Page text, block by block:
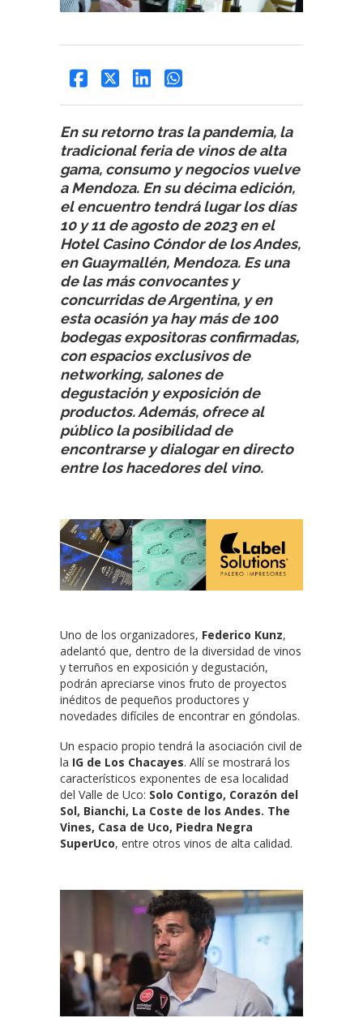
En su retorno tras la pandemia, la
tradicional feria de vinos de alta
gama, consumo y negocios vuelve
a Mendoza. En su décima edición,
el encuentro tendrá lugar los días
10 y 11 de agosto de 2023 en el
Hotel Casino Cóndor de los Andes,
en Guaymallén, Mendoza. Es una
de las más convocantes y
concurridas de Argentina, y en
esta ocasión ya hay más de 100
bodegas expositoras confirmadas,
con espacios exclusivos de
networking, salones de
degustación y exposición de
productos. Además, ofrece al
público la posibilidad de
encontrarse y dialogar en directo
entre los hacedores del vino.
Uno de los organizadores, Federico Kunz,
adelantó que, dentro de la diversidad de vinos
y terruños en exposición y degustación,
podrán apreciarse vinos fruto de proyectos
inéditos de pequeños productores y
novedades difíciles de encontrar en góndolas.
Un espacio propio tendrá la asociación civil de
la IG de Los Chacayes. Allí se mostrará los
característicos exponentes de esa localidad
del Valle de Uco: Solo Contigo, Corazón del
Sol, Bianchi, La Coste de los Andes. The
Vines, Casa de Uco, Piedra Negra
SuperUco, entre otros vinos de alta calidad.